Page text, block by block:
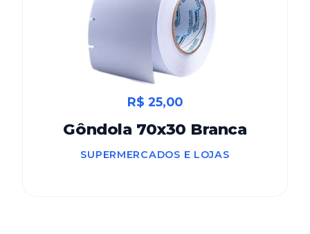
R$ 25,00
Gôndola 70x30 Branca
SUPERMERCADOS E LOJAS